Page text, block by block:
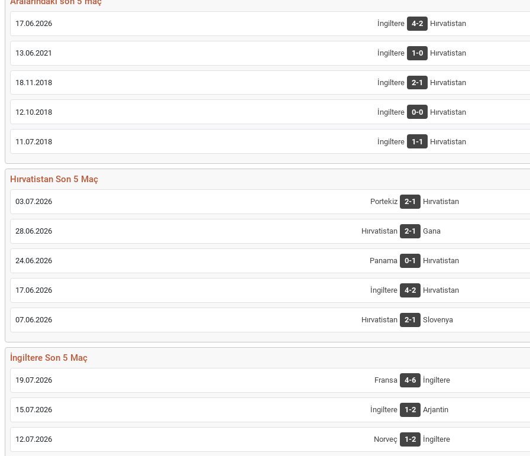
17.06.2026 İngiltere 4-2 Hırvatistan
13.06.2021 İngiltere 1-0 Hırvatistan
18.11.2018 İngiltere 2-1 Hırvatistan
12.10.2018 İngiltere 0-0 Hırvatistan
11.07.2018 İngiltere 1-1 Hırvatistan
Hırvatistan Son 5 Maç
03.07.2026 Portekiz 2-1 Hırvatistan
28.06.2026 Hırvatistan 2-1 Gana
24.06.2026 Panama 0-1 Hırvatistan
17.06.2026 İngiltere 4-2 Hırvatistan
07.06.2026 Hırvatistan 2-1 Slovenya
İngiltere Son 5 Maç
19.07.2026 Fransa 4-6 İngiltere
15.07.2026 İngiltere 1-2 Arjantin
12.07.2026 Norveç 1-2 İngiltere